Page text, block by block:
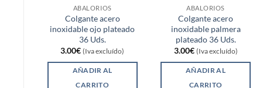
ABALORIOS
Colgante acero
inoxidable ojo plateado
36 Uds.
3.00€ (Iva excluído)
AÑADIR AL
CARRITO
ABALORIOS
Colgante acero
inoxidable palmera
plateado 36 Uds.
3.00€ (Iva excluído)
AÑADIR AL
CARRITO